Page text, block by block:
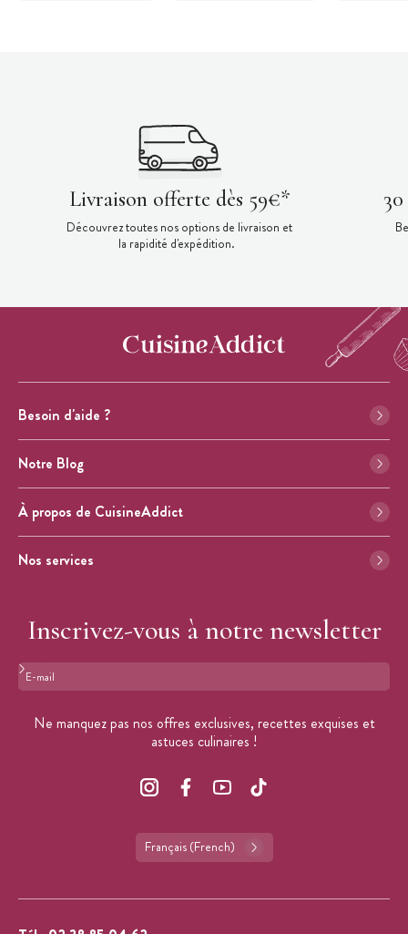
Livraison offerte dès 59€*
Découvrez toutes nos options de livraison et
la rapidité d'expédition.
Besoin d'aide ?
Notre Blog
À propos de CuisineAddict
Nos services
Inscrivez-vous à notre newsletter
Format : adresse@email.com
Ne manquez pas nos offres exclusives, recettes exquises et
astuces culinaires !
Français (French)